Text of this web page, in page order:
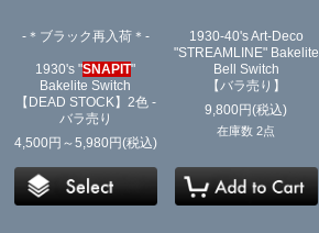
絞り込む
-＊ブラック再入荷＊-
1930's "SNAPIT"
Bakelite Switch
【DEAD STOCK】2色 -
バラ売り
4,500円 ～5,980円(税込)
1930-40's Art-Deco
"STREAMLINE" Bakelite
Bell Switch
【バラ売り】
9,800円(税込)
在庫数 2点